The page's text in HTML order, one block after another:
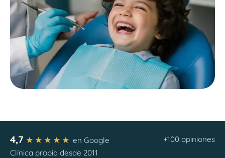
4,7 ★★★★★ en Google
+100 opiniones
Clínica propia desde 2011